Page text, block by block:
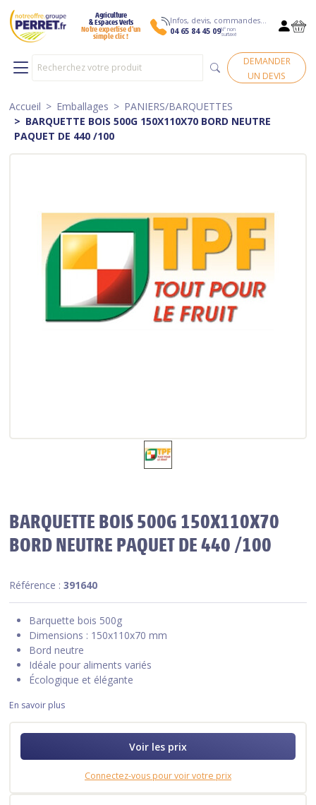
Agriculture
& Espaces Verts
Notre expertise d’un
simple clic !
Infos, devis, commandes…
04 65 84 45 09N° non
surtaxé
DEMANDER
UN DEVIS
Accueil Emballages
PANIERS/BARQUETTES
BARQUETTE BOIS 500G 150X110X70 BORD NEUTRE
PAQUET DE 440 /100
BARQUETTE BOIS 500G 150X110X70
BORD NEUTRE PAQUET DE 440 /100
Référence :391640
Barquette bois 500g
Dimensions : 150x110x70 mm
Bord neutre
Idéale pour aliments variés
Écologique et élégante
En savoir plus
Voir les prix
Connectez-vous pour voir votre prix